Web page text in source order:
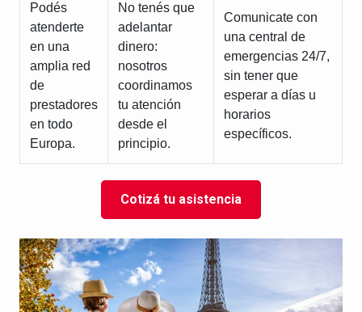
Podés
atenderte
en una
amplia red
de
prestadores
en todo
Europa.
No tenés que
adelantar
dinero:
nosotros
coordinamos
tu atención
desde el
principio.
Comunicate con
una central de
emergencias 24/7,
sin tener que
esperar a días u
horarios
específicos.
Cotizá tu asistencia